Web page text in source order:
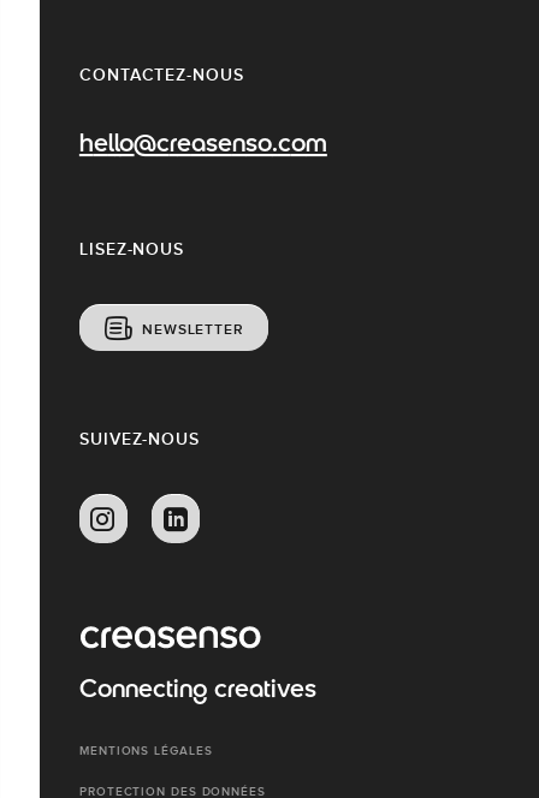
CONTACTEZ-NOUS
hello@creasenso.com
LISEZ-NOUS
NEWSLETTER
SUIVEZ-NOUS
Connecting creatives
MENTIONS LÉGALES
PROTECTION DES DONNÉES